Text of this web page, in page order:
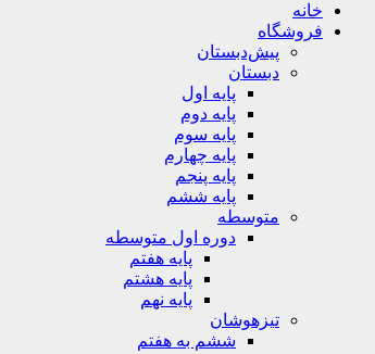
خانه
فروشگاه
پیش‌دبستان
دبستان
پایه اول
پایه دوم
پایه سوم
پایه چهارم
پایه پنجم
پایه ششم
متوسطه
دوره اول متوسطه
پایه هفتم
پایه هشتم
پایه نهم
تیزهوشان
ششم به هفتم